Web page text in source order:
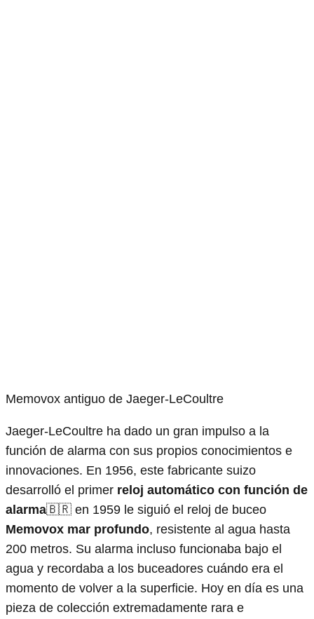
Memovox antiguo de Jaeger-LeCoultre
Jaeger-LeCoultre ha dado un gran impulso a la
función de alarma con sus propios conocimientos e
innovaciones. En 1956, este fabricante suizo
desarrolló el primer reloj automático con función de
alarma🇧🇷 en 1959 le siguió el reloj de buceo
Memovox mar profundo, resistente al agua hasta
200 metros. Su alarma incluso funcionaba bajo el
agua y recordaba a los buceadores cuándo era el
momento de volver a la superficie. Hoy en día es una
pieza de colección extremadamente rara e